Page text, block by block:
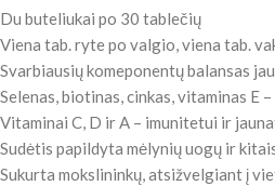
Du buteliukai po 30 tablečių
Viena tab. ryte po valgio, viena tab.
Svarbiausių komeponentų balansas
Selenas, biotinas, cinkas, vitaminas E
Vitaminai C, D ir A – imunitetui ir
Sudėtis papildyta mėlynių uogų ir
Sukurta mokslininkų, atsižvelgiant į